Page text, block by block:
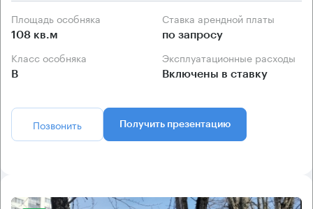
Площадь особняка
108 кв.м
Ставка арендной платы
по запросу
Класс особняка
B
Эксплуатационные расходы
Включены в ставку
Позвонить Получить презентацию